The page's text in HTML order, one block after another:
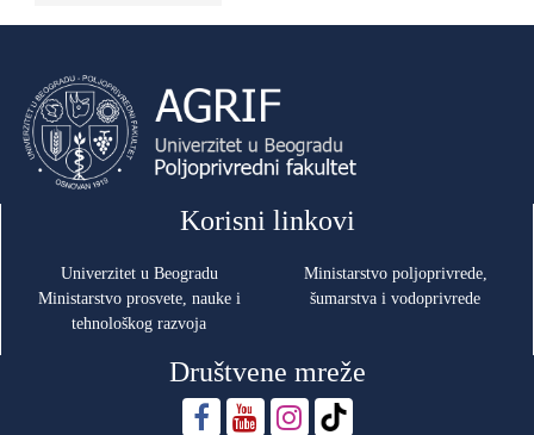
Korisni linkovi
Univerzitet u Beogradu
Ministarstvo prosvete, nauke i
tehnološkog razvoja
Ministarstvo poljoprivrede,
šumarstva i vodoprivrede
Društvene mreže